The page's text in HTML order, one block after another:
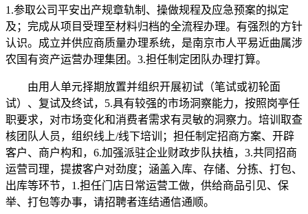
1.参取公司平安出产规章轨制、操做规程及应急预案的拟定
及；完成从项目受理至材料归档的全流程办理。有强烈的方针
认识。成立并供应商质量办理系统，是南京市人平易近曲属涉
农国有资产运营办理集团。3.担任制定团队办理打算。
由用人单元择期放置并组织开展初试（笔试或初轮面
试）、复试及终试，5.具有较强的市场洞察能力，按照岗亭任
职要求，对市场变化和消费者需求有灵敏的洞察力。培训取查
核团队人员，组织线上/线下培训；担任制定招商方案、开辟
客户、商户构和，6.加强派驻企业财政步队扶植，3.共同招商
运营司理，提拔客户对劲度；涵盖入库、存储、分拣、打包、
出库等环节，1.担任门店日常运营工做，供给商品引见、保
举、打包等办事，请招聘者连结通信通顺。